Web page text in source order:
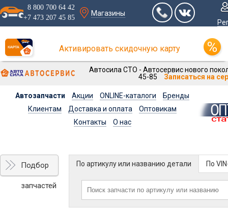
8 800 700 64 42
+7 473 207 45 85
Магазины
Активировать скидочную карту
Автосила СТО - Автосервис нового
45-85
Записаться на
Автозапчасти Акции ONLINE-каталоги
Бренды
Клиентам
Доставка и оплата
Оптовикам
Контакты
О нас
Подбор
запчастей
По артикулу или названию детали По